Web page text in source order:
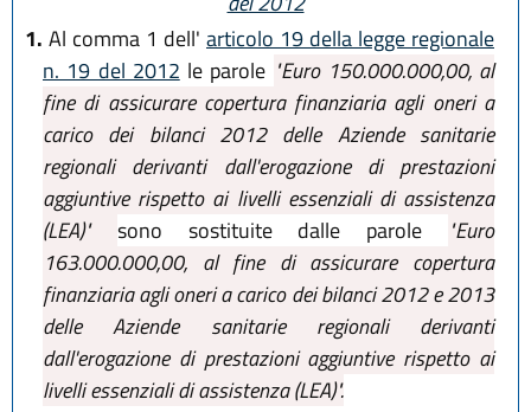
1. Al comma 1 dell' articolo 19 della legge regionale
n. 19 del 2012 le parole "Euro 150.000.000,00, al
fine di assicurare copertura finanziaria agli oneri a
carico dei bilanci 2012 delle Aziende sanitarie
regionali derivanti dall'erogazione di prestazioni
aggiuntive rispetto ai livelli essenziali di assistenza
(LEA)" sono sostituite dalle parole
"Euro
163.000.000,00, al fine di assicurare copertura
finanziaria agli oneri a carico dei bilanci 2012 e 2013
delle Aziende sanitarie regionali derivanti
dall'erogazione di prestazioni aggiuntive rispetto ai
livelli essenziali di assistenza (LEA)".